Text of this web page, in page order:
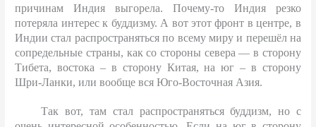
причинам Индия выгорела. Почему-то Индия резко
потеряла интерес к буддизму. А вот этот фронт в центре, в
Индии стал распространяться по всему миру и перешёл на
сопредельные страны, как со стороны севера — в сторону
Тибета, востока – в сторону Китая, на юг – в сторону
Шри-Ланки, или вообще вся Юго-Восточная Азия.
Так вот, там стал распространяться буддизм, но с